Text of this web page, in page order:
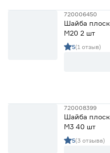
720006450
Шайба
М20 2 шт
5(1 отзыв)
720008399
Шайба
M3 40 шт
5(3 отзыва)